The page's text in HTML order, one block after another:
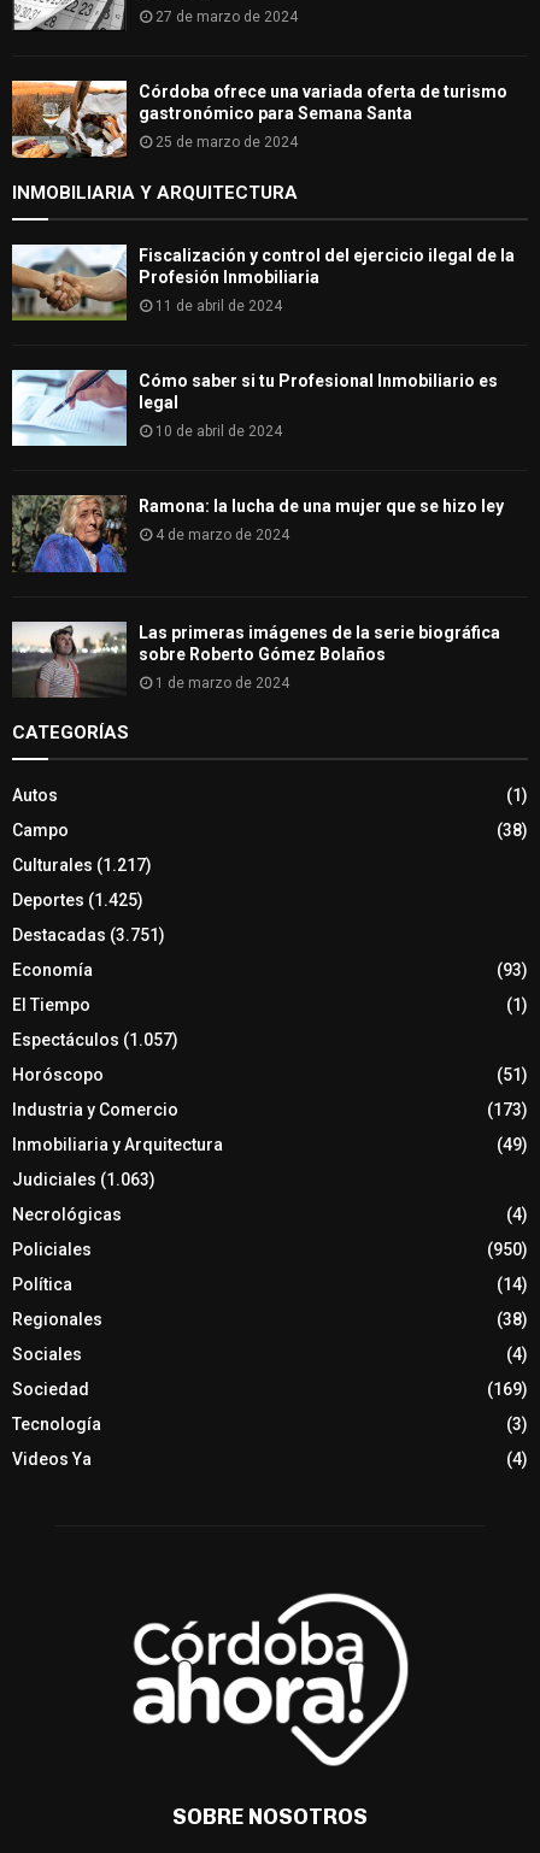
27 de marzo de 2024
Córdoba ofrece una variada oferta de turismo
gastronómico para Semana Santa
25 de marzo de 2024
INMOBILIARIA Y ARQUITECTURA
Fiscalización y control del ejercicio ilegal de la
Profesión Inmobiliaria
11 de abril de 2024
Cómo saber si tu Profesional Inmobiliario es
legal
10 de abril de 2024
Ramona: la lucha de una mujer que se hizo ley
4 de marzo de 2024
Las primeras imágenes de la serie biográfica
sobre Roberto Gómez Bolaños
1 de marzo de 2024
CATEGORÍAS
Autos
(1)
Campo
(38)
Culturales (1.217)
Deportes (1.425)
Destacadas (3.751)
Economía
(93)
El Tiempo
(1)
Espectáculos (1.057)
Horóscopo
(51)
Industria y Comercio
(173)
Inmobiliaria y Arquitectura
(49)
Judiciales (1.063)
Necrológicas
(4)
Policiales
(950)
Política
(14)
Regionales
(38)
Sociales
(4)
Sociedad
(169)
Tecnología
(3)
Videos Ya
(4)
SOBRE NOSOTROS